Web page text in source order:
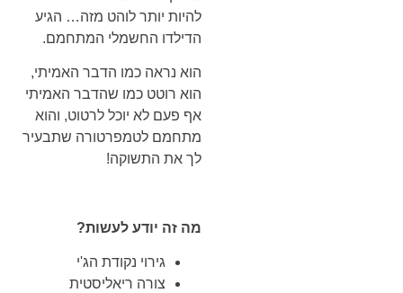
להיות יותר לוהט מזה… הגיע
הדילדו החשמלי המתחמם.
הוא נראה כמו הדבר האמיתי,
הוא רוטט כמו שהדבר האמיתי
אף פעם לא יוכל לרטוט, והוא
מתחמם לטמפרטורה שתבעיר
לך את התשוקה!
מה זה יודע לעשות?
גירוי נקודת הג'י
צורה ריאליסטית